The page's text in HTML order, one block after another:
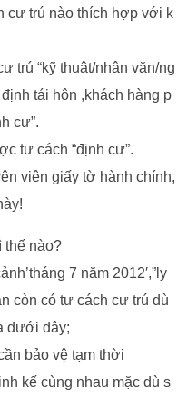
cư trú nào thích hợp với k
trú “kỹ thuật/nhân văn/ng
tái hôn ,khách hàng p
cư”.
tư cách “định cư”.
viên giấy tờ hành chính,
thế nào?
7 năm 2012′,”ly
còn có tư cách cư trú dù
dưới đây;
bảo vệ tạm thời
kế cùng nhau mặc dù s